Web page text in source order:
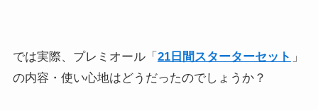
では実際、プレミオール「 21日間スターターセット 」
の内容・使い心地はどうだったのでしょうか？